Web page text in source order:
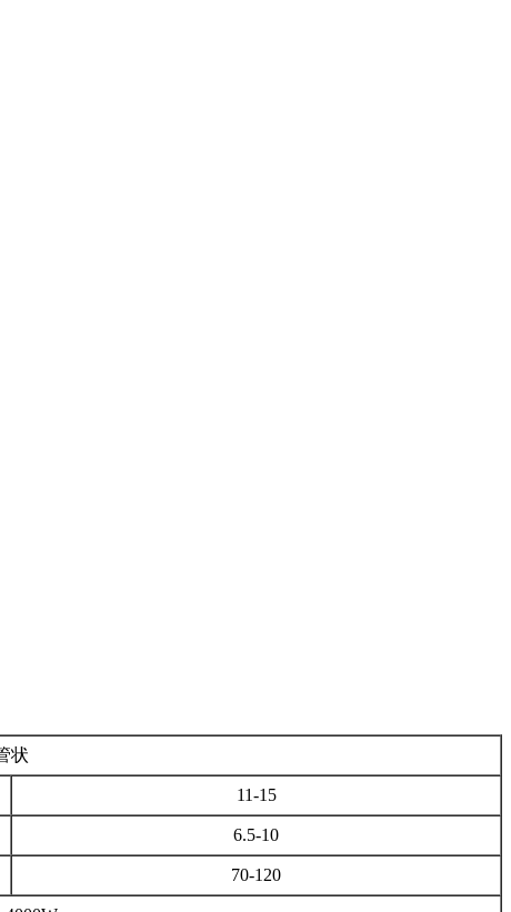
状
11-15
6.5-10
70-120